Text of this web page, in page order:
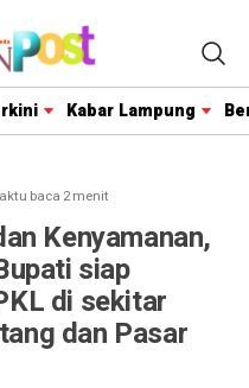
Kabar Lampung
baca 2 menit
Kenyamanan,
siap
di sekitar
dan Pasar